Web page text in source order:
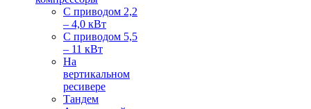
С приводом 2,2
– 4,0 кВт
С приводом 5,5
– 11 кВт
На
вертикальном
ресивере
Тандем